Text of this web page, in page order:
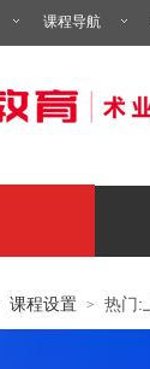
课程导航
课程设置 > 热门: